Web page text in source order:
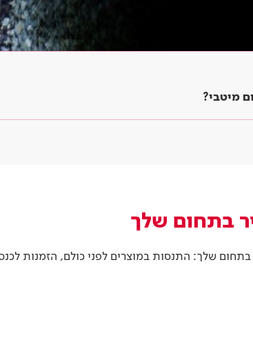
מיטבי?
בקיר
בתחום שלך
שלך: התנסות במוצרים לפני כולם, הזמנות